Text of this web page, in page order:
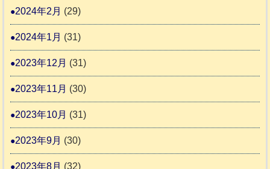
2024年2月 (29)
2024年1月 (31)
2023年12月 (31)
2023年11月 (30)
2023年10月 (31)
2023年9月 (30)
2023年8月 (32)